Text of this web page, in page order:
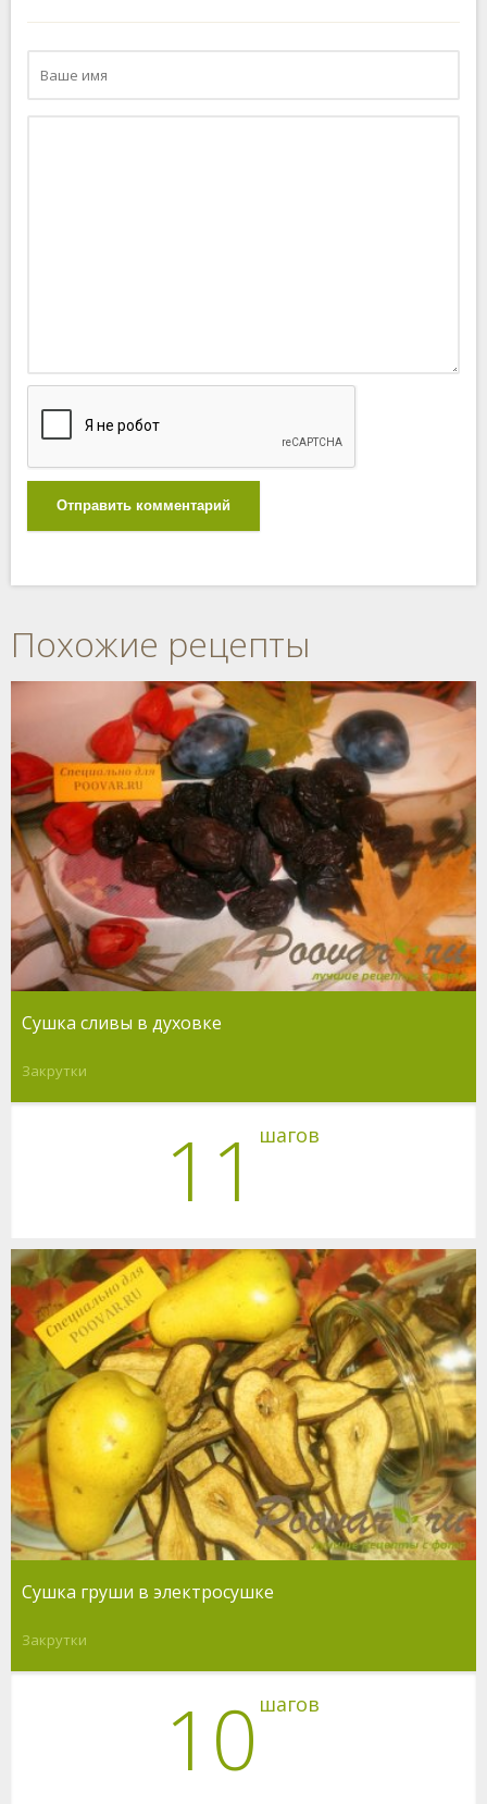
Отправить комментарий
Похожие рецепты
Сушка сливы в духовке
Закрутки
11 шагов
Сушка груши в электросушке
Закрутки
10 шагов